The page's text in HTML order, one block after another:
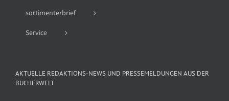
sortimenterbrief
Service
AKTUELLE REDAKTIONS-NEWS UND PRESSEMELDUNGEN AUS DER
BÜCHERWELT